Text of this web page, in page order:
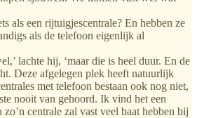
als een rijtuigjescentrale? En hebben ze
als de telefoon eigenlijk al
lachte hij, ‘maar die is heel duur. En de
Deze afgelegen plek heeft natuurlijk
met telefoon bestaan ook nog niet,
nooit van gehoord. Ik vind het een
centrale zal vast veel baat hebben bij